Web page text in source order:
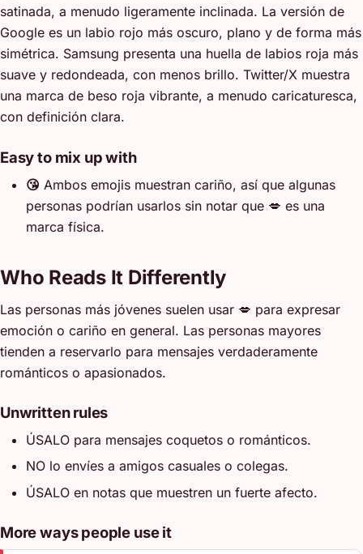
satinada, a menudo ligeramente inclinada. La versión de
Google es un labio rojo más oscuro, plano y de forma más
simétrica. Samsung presenta una huella de labios roja más
suave y redondeada, con menos brillo. Twitter/X muestra
una marca de beso roja vibrante, a menudo caricaturesca,
con definición clara.
Easy to mix up with
😘 Ambos emojis muestran cariño, así que algunas
personas podrían usarlos sin notar que 💋 es una
marca física.
Who Reads It Differently
Las personas más jóvenes suelen usar 💋 para expresar
emoción o cariño en general. Las personas mayores
tienden a reservarlo para mensajes verdaderamente
románticos o apasionados.
Unwritten rules
ÚSALO para mensajes coquetos o románticos.
NO lo envíes a amigos casuales o colegas.
ÚSALO en notas que muestren un fuerte afecto.
More ways people use it